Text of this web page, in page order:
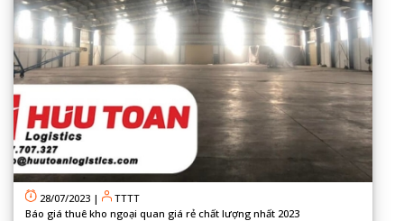
28/07/2023 |
TTTT
Báo giá thuê kho ngoại quan giá rẻ chất lượng nhất 2023